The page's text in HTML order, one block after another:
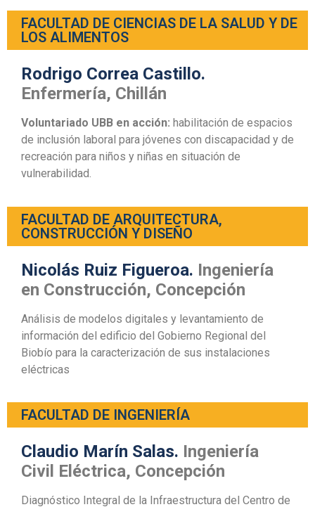
FACULTAD DE CIENCIAS DE LA SALUD Y DE
LOS ALIMENTOS
Rodrigo Correa Castillo.
Enfermería, Chillán
Voluntariado UBB en acción: habilitación de espacios
de inclusión laboral para jóvenes con discapacidad y de
recreación para niños y niñas en situación de
vulnerabilidad.
FACULTAD DE ARQUITECTURA,
CONSTRUCCIÓN Y DISEÑO
Nicolás Ruiz Figueroa. Ingeniería
en Construcción, Concepción
Análisis de modelos digitales y levantamiento de
información del edificio del Gobierno Regional del
Biobío para la caracterización de sus instalaciones
eléctricas
FACULTAD DE INGENIERÍA
Claudio Marín Salas. Ingeniería
Civil Eléctrica, Concepción
Diagnóstico Integral de la Infraestructura del Centro de